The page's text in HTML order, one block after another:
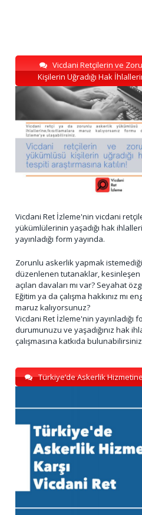
Vicdani Retçilerin ve
Kişilerin Uğradığı Hak
Vicdani Ret İzleme'nin vicdani
yükümlülerinin yaşadığı hak
yayınladığı form yayında.
Zorunlu askerlik yapmak
düzenlenen tutanaklar, kesinleşen
açılan davaları mı var? Seyahat
Eğitim ya da çalışma hakkınız mı
maruz kalıyorsunuz?
Vicdani Ret İzleme'nin
durumunuzu ve yaşadığınız hak
çalışmasına katkıda
Türkiye’de Askerlik